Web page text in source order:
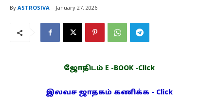
By ASTROSIVA January 27, 2026
ஜோதிடம் E -BOOK -Click
இலவச ஜாதகம் கணிக்க - Click